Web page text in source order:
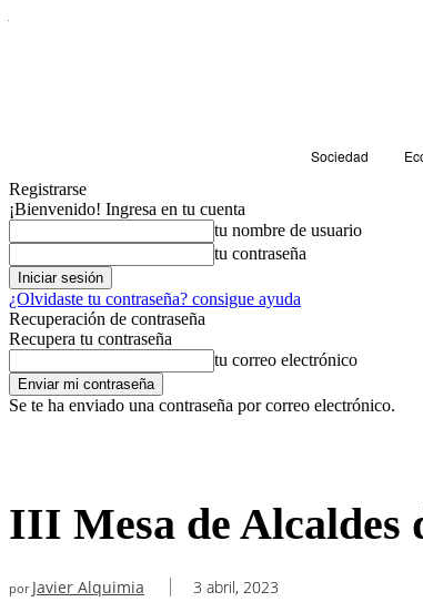
Sociedad
Registrarse
¡Bienvenido! Ingresa en tu cuenta
tu nombre de usuario
tu contraseña
¿Olvidaste tu contraseña? consigue ayuda
Recuperación de contraseña
Recupera tu contraseña
tu correo electrónico
Se te ha enviado una contraseña por correo electrónico.
III Mesa de Alcaldes
por Javier Alquimia 3 abril, 2023